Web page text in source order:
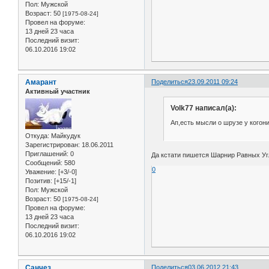
Пол: Мужской
Возраст: 50 [1975-08-24]
Провел на форуме:
13 дней 23 часа
Последний визит:
06.10.2016 19:02
Поделиться23.09.2011 09:24
Амарант
Активный участник
Откуда: Майкудук
Зарегистрирован: 18.06.2011
Приглашений: 0
Сообщений: 580
Уважение: [+3/-0]
Позитив: [+15/-1]
Пол: Мужской
Возраст: 50 [1975-08-24]
Провел на форуме:
13 дней 23 часа
Последний визит:
06.10.2016 19:02
Volk77 написал(а):
Ап,есть мысли о шрузе у
Да кстати пишется Шарнир Равных
0
Поделиться03.06.2012 21:43